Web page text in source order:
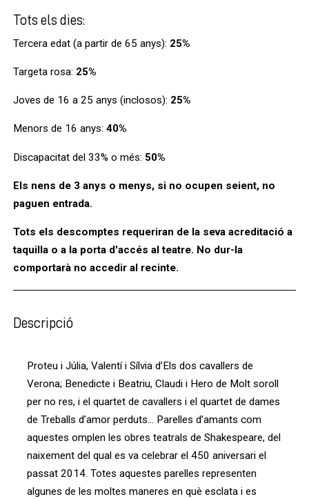
Tots els dies:
Tercera edat (a partir de 65 anys): 25%
Targeta rosa: 25%
Joves de 16 a 25 anys (inclosos): 25%
Menors de 16 anys: 40%
Discapacitat del 33% o més: 50%
Els nens de 3 anys o menys, si no ocupen seient, no
paguen entrada.
Tots els descomptes requeriran de la seva acreditació a
taquilla o a la porta d'accés al teatre. No dur-la
comportarà no accedir al recinte.
Descripció
Proteu i Júlia, Valentí i Sílvia d’Els dos cavallers de
Verona; Benedicte i Beatriu, Claudi i Hero de Molt soroll
per no res, i el quartet de cavallers i el quartet de dames
de Treballs d’amor perduts... Parelles d’amants com
aquestes omplen les obres teatrals de Shakespeare, del
naixement del qual es va celebrar el 450 aniversari el
passat 2014. Totes aquestes parelles representen
algunes de les moltes maneres en què esclata i es